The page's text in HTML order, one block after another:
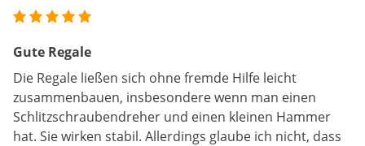
Gute Regale
Die Regale ließen sich ohne fremde Hilfe leicht
zusammenbauen, insbesondere wenn man einen
Schlitzschraubendreher und einen kleinen Hammer
hat. Sie wirken stabil. Allerdings glaube ich nicht, dass